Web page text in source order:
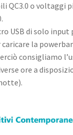
QC3.0 o voltaggi
USB di solo input
la
consigliamo
ore a